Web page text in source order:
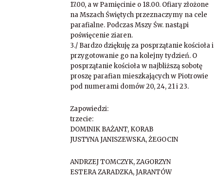
17.00, a w Pamięcinie o 18.00. Ofiary złożone
na Mszach Świętych przeznaczymy na cele
parafialne. Podczas Mszy Św. nastąpi
poświęcenie ziaren.
3./ Bardzo dziękuję za posprzątanie kościoła i
przygotowanie go na kolejny tydzień. O
posprzątanie kościoła w najbliższą sobotę
proszę parafian mieszkających w Piotrowie
pod numerami domów 20, 24, 21 i 23.
Zapowiedzi:
trzecie:
DOMINIK BAŻANT, KORAB
JUSTYNA JANISZEWSKA, ŻEGOCIN
ANDRZEJ TOMCZYK, ZAGORZYN
ESTERA ZARADZKA, JARANTÓW